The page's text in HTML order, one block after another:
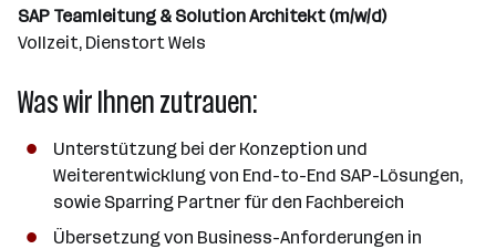
r
*
n
e
SAP Teamleitung & Solution Architekt (m/w/d)
Vollzeit, Dienstort Wels
Was wir Ihnen zutrauen:
Unterstützung bei der Konzeption und
Weiterentwicklung von End-to-End SAP-Lösungen,
sowie Sparring Partner für den Fachbereich
Übersetzung von Business-Anforderungen in